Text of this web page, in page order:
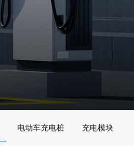
电动车充电桩 充电模块